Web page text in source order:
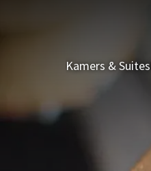
Kamers & Suites